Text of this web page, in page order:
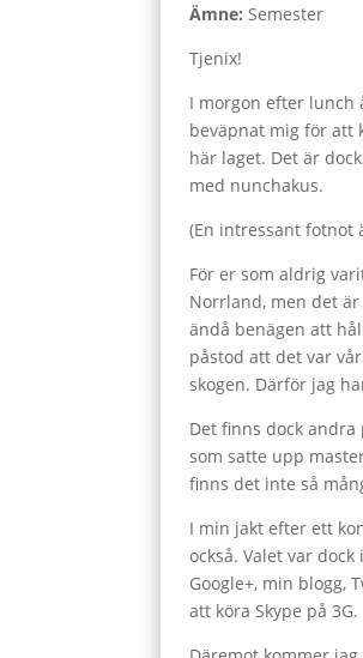
Ämne: Semester
Tjenix!
I morgon efter lunch
beväpnat mig för att
här laget. Det är
med nunchakus.
(En intressant fotnot
För er som aldrig
Norrland, men det
ändå benägen att
påstod att det var
skogen. Därför jag
Det finns dock
som satte upp
finns det inte så
I min jakt efter ett
också. Valet var
Google+, min blogg,
att köra Skype på 3G.